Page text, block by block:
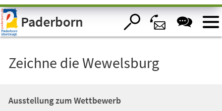
Visuelle
Assistenzsoftware
öffnen.Paderborn
Zeichne die Wewelsburg
Ausstellung zum Wettbewerb